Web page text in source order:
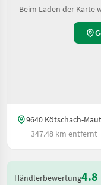
Beim Laden der Karte
9640 Kötschach-
347.48 km entfernt
Händlerbewertung4.8